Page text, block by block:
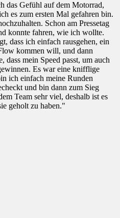
das Gefühl auf dem Motorrad,
es zum ersten Mal gefahren bin.
Schon am Pressetag
konnte fahren, wie ich wollte.
dass ich einfach rausgehen, ein
kommen will, und dann
dass mein Speed passt, um auch
Es war eine knifflige
ich einfach meine Runden
und bin dann zum Sieg
Team sehr viel, deshalb ist es
geholt zu haben."